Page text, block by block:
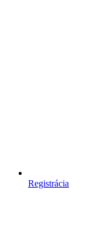
Registrácia